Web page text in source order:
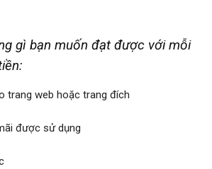
gì bạn muốn đạt được với mỗi
trang web hoặc trang đích
được sử dụng